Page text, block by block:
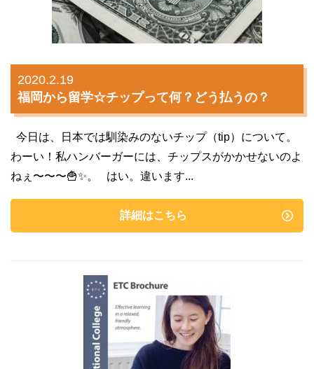
2020.2.19
福岡から留学☆チップって何？どう払うの？
今日は、日本では馴染みのないチップ（tip）について。
わーい！私ハンバーガーには、チップスがかかせないのよ
ねぇ〜〜〜🍟✨。 はい。違います...
詳細はこちら